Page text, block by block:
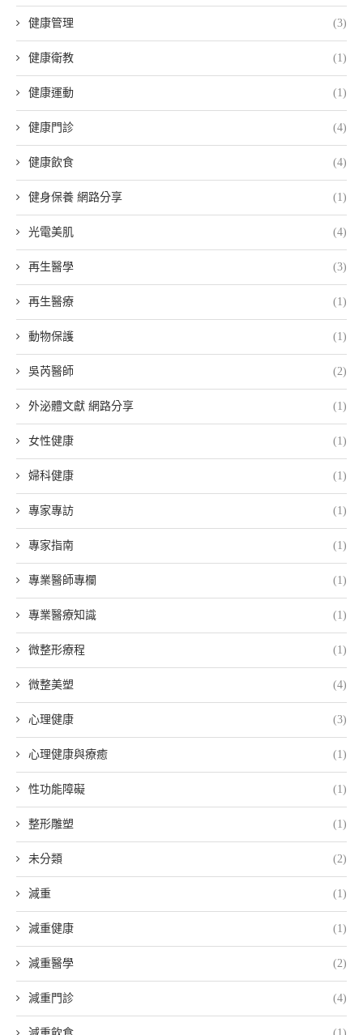
健康管理 (3)
健康衛教 (1)
健康運動 (1)
健康門診 (4)
健康飲食 (4)
健身保養 網路分享 (1)
光電美肌 (4)
再生醫學 (3)
再生醫療 (1)
動物保護 (1)
吳芮醫師 (2)
外泌體文獻 網路分享 (1)
女性健康 (1)
婦科健康 (1)
專家專訪 (1)
專家指南 (1)
專業醫師專欄 (1)
專業醫療知識 (1)
微整形療程 (1)
微整美塑 (4)
心理健康 (3)
心理健康與療癒 (1)
性功能障礙 (1)
整形雕塑 (1)
未分類 (2)
減重 (1)
減重健康 (1)
減重醫學 (2)
減重門診 (4)